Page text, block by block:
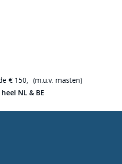
€ 150,- (m.u.v. masten)
NL & BE